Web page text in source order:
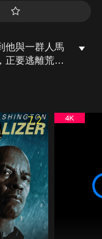
他與一群人馬
正要逃離荒
7.2